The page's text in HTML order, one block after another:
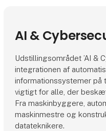
AI &
Udstillingsområdet ’AI &
integrationen af
informationssystemer på
vigtigt for alle, der
Fra maskinbyggere,
maskinmestre og
datateknikere.